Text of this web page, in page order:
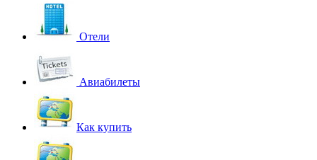
Отели
Авиабилеты
Как купить